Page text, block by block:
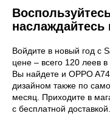
наслаждайтесь
Войдите в новый год с
цене – всего 120 леев
Вы найдете и OPPO
дизайном также по
месяц. Приходите в
с бесплатной доставкой.